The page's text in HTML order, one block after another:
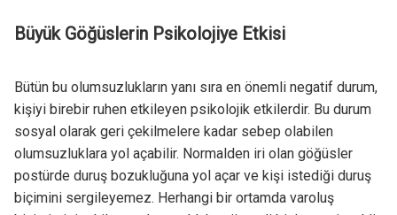
Büyük Göğüslerin Psikolojiye Etkisi
Bütün bu olumsuzlukların yanı sıra en önemli negatif durum,
kişiyi birebir ruhen etkileyen psikolojik etkilerdir. Bu durum
sosyal olarak geri çekilmelere kadar sebep olabilen
olumsuzluklara yol açabilir. Normalden iri olan göğüsler
postürde duruş bozukluğuna yol açar ve kişi istediği duruş
biçimini sergileyemez. Herhangi bir ortamda varoluş